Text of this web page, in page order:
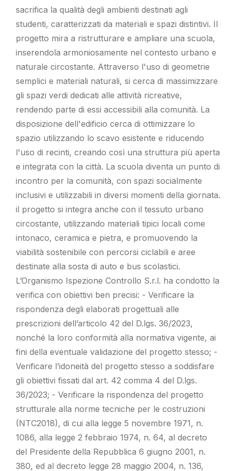
sacrifica la qualità degli ambienti destinati agli
studenti, caratterizzati da materiali e spazi distintivi. Il
progetto mira a ristrutturare e ampliare una scuola,
inserendola armoniosamente nel contesto urbano e
naturale circostante. Attraverso l'uso di geometrie
semplici e materiali naturali, si cerca di massimizzare
gli spazi verdi dedicati alle attività ricreative,
rendendo parte di essi accessibili alla comunità. La
disposizione dell'edificio cerca di ottimizzare lo
spazio utilizzando lo scavo esistente e riducendo
l'uso di recinti, creando così una struttura più aperta
e integrata con la città. La scuola diventa un punto di
incontro per la comunità, con spazi socialmente
inclusivi e utilizzabili in diversi momenti della giornata.
il progetto si integra anche con il tessuto urbano
circostante, utilizzando materiali tipici locali come
intonaco, ceramica e pietra, e promuovendo la
viabilità sostenibile con percorsi ciclabili e aree
destinate alla sosta di auto e bus scolastici.
L’Organismo Ispezione Controllo S.r.l. ha condotto la
verifica con obiettivi ben precisi: - Verificare la
rispondenza degli elaborati progettuali alle
prescrizioni dell’articolo 42 del D.lgs. 36/2023,
nonché la loro conformità alla normativa vigente, ai
fini della eventuale validazione del progetto stesso; -
Verificare l’idoneità del progetto stesso a soddisfare
gli obiettivi fissati dal art. 42 comma 4 del D.lgs.
36/2023; - Verificare la rispondenza del progetto
strutturale alla norme tecniche per le costruzioni
(NTC2018), di cui alla legge 5 novembre 1971, n.
1086, alla legge 2 febbraio 1974, n. 64, al decreto
del Presidente della Repubblica 6 giugno 2001, n.
380, ed al decreto legge 28 maggio 2004, n. 136,